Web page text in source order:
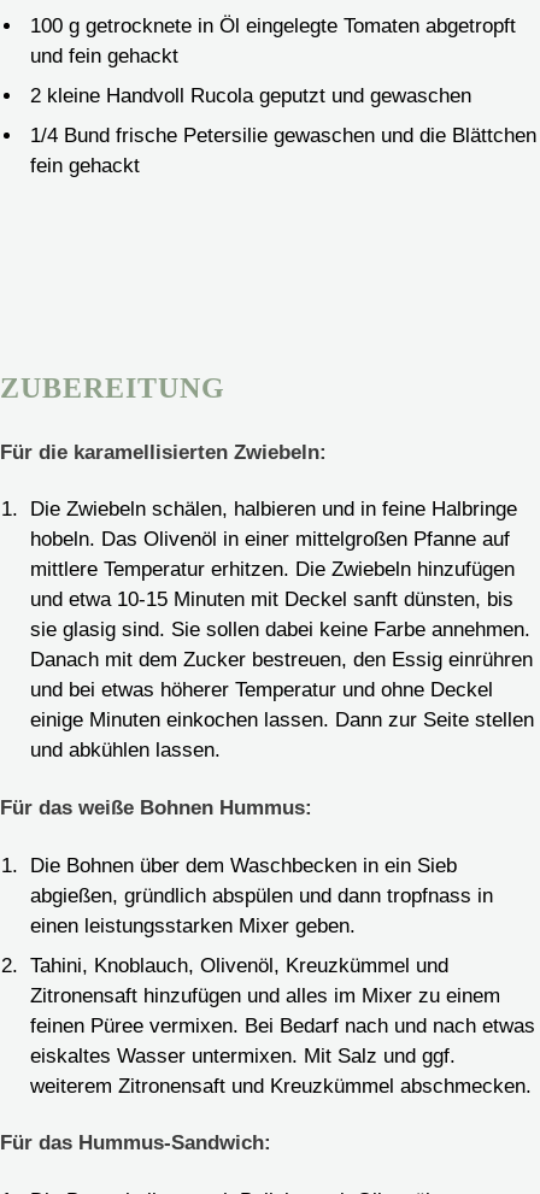
100 g getrocknete in Öl eingelegte Tomaten abgetropft
und fein gehackt
2 kleine Handvoll Rucola geputzt und gewaschen
1/4 Bund frische Petersilie gewaschen und die Blättchen
fein gehackt
ZUBEREITUNG
Für die karamellisierten Zwiebeln:
Die Zwiebeln schälen, halbieren und in feine Halbringe
hobeln. Das Olivenöl in einer mittelgroßen Pfanne auf
mittlere Temperatur erhitzen. Die Zwiebeln hinzufügen
und etwa 10-15 Minuten mit Deckel sanft dünsten, bis
sie glasig sind. Sie sollen dabei keine Farbe annehmen.
Danach mit dem Zucker bestreuen, den Essig einrühren
und bei etwas höherer Temperatur und ohne Deckel
einige Minuten einkochen lassen. Dann zur Seite stellen
und abkühlen lassen.
Für das weiße Bohnen Hummus:
Die Bohnen über dem Waschbecken in ein Sieb
abgießen, gründlich abspülen und dann tropfnass in
einen leistungsstarken Mixer geben.
Tahini, Knoblauch, Olivenöl, Kreuzkümmel und
Zitronensaft hinzufügen und alles im Mixer zu einem
feinen Püree vermixen. Bei Bedarf nach und nach etwas
eiskaltes Wasser untermixen. Mit Salz und ggf.
weiterem Zitronensaft und Kreuzkümmel abschmecken.
Für das Hummus-Sandwich: